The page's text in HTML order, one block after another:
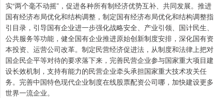
实“两个毫不动摇”，促进各种所有制经济优势互补、共同发展。推进
国有经济布局优化和结构调整，制定国有经济布局优化和结构调整指
引目录，引导国有企业进一步强化战略安全、产业引领、国计民生、
公共服务等功能，健全国有企业推进原始创新制度安排，深化国有资
本投资、运营公司改革。制定民营经济促进法，从制度和法律上把对
国企民企平等对待的要求落下来，完善民营企业参与国家重大项目建
设长效机制，支持有能力的民营企业牵头承担国家重大技术攻关任
务。完善中国特色现代企业制度在线股票配资公司哪，加快建设更多
世界一流企业。